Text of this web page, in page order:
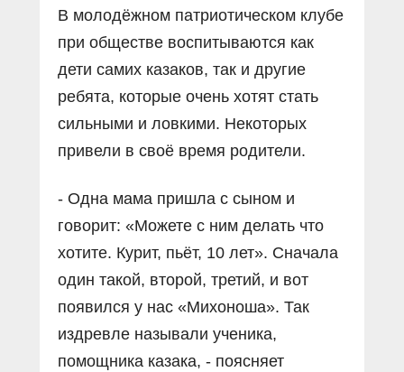
В молодёжном патриотическом клубе
при обществе воспитываются как
дети самих казаков, так и другие
ребята, которые очень хотят стать
сильными и ловкими. Некоторых
привели в своё время родители.
- Одна мама пришла с сыном и
говорит: «Можете с ним делать что
хотите. Курит, пьёт, 10 лет». Сначала
один такой, второй, третий, и вот
появился у нас «Михоноша». Так
издревле называли ученика,
помощника казака, - поясняет